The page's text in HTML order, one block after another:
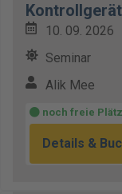
10. 09. 2026
Seminar
Alik Mee
noch freie
Details &